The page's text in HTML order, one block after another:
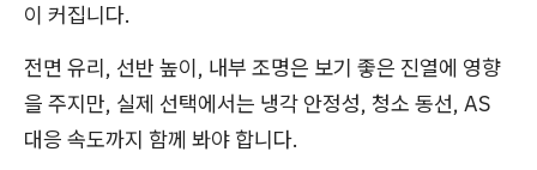
이 커집니다.
전면 유리, 선반 높이, 내부 조명은 보기 좋은 진열에 영향
을 주지만, 실제 선택에서는 냉각 안정성, 청소 동선, AS
대응 속도까지 함께 봐야 합니다.